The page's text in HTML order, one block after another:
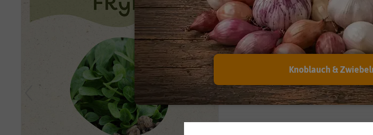
EAN:
4270003308465
Öko-Kontrollstelle:
DE-ÖKO-006
Saatgut aus Betrieben, die nach
Landwirtschaft arbeiten. Inhalt
Knoblauch &